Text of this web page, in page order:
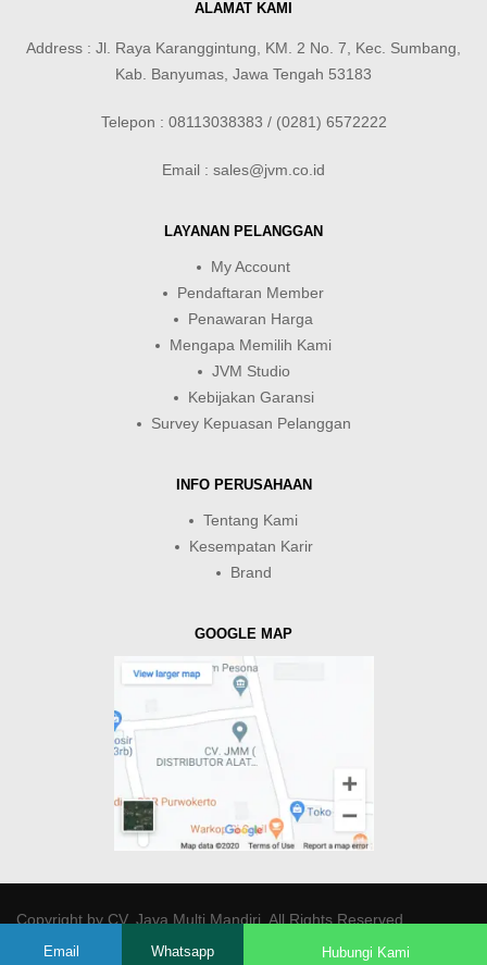
ALAMAT KAMI
Address : Jl. Raya Karanggintung, KM. 2 No. 7, Kec. Sumbang,
Kab. Banyumas, Jawa Tengah 53183
Telepon : 08113038383 / (0281) 6572222
Email : sales@jvm.co.id
LAYANAN PELANGGAN
My Account
Pendaftaran Member
Penawaran Harga
Mengapa Memilih Kami
JVM Studio
Kebijakan Garansi
Survey Kepuasan Pelanggan
INFO PERUSAHAAN
Tentang Kami
Kesempatan Karir
Brand
GOOGLE MAP
Copyright byCV. Java Multi Mandiri. All Rights Reserved.
Email Whatsapp Hubungi Kami